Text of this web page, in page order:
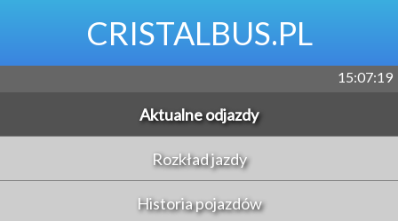
CRISTALBUS.PL
15:07:20
Aktualne odjazdy
Rozkład jazdy
Historia pojazdów